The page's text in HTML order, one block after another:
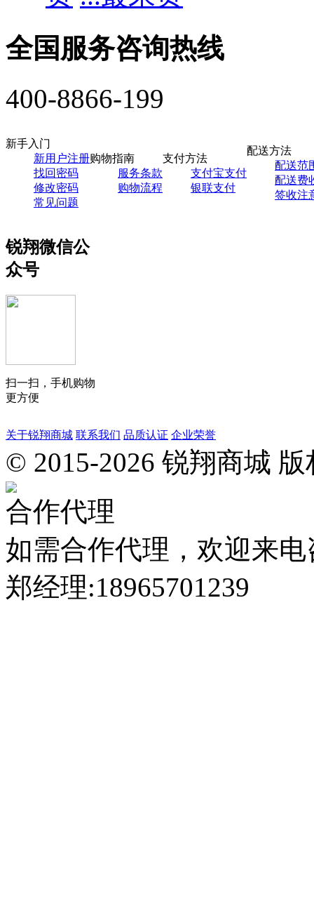
全国服务咨询热线
400-8866-199
新手入门
新用户注册
找回密码
修改密码
常见问题
购物指南
服务条款
购物流程
支付方法
支付宝支付
银联支付
配送方法
配送范
配送费
签收注
锐翔微信公
众号
扫一扫，手机购物
更方便
关于锐翔商城 联系我们 品质认证 企业荣誉
安
县
城
南
工
业
区
宾
东
© 2015-2026 锐翔商城
合作代理
如需合作代理，欢迎来
郑经理:18965701239